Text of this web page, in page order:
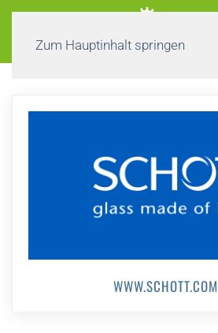
Zum Hauptinhalt springen
WWW.SCHOTT.COM